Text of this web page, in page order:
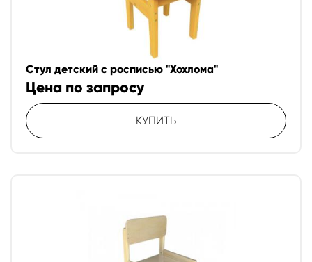
Стул детский с росписью "Хохлома"
Цена по запросу
КУПИТЬ